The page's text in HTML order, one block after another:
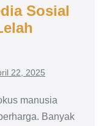
Sosial
22, 2025
manusia
Banyak